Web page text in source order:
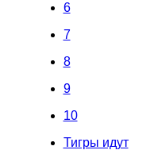
6
7
8
9
10
Тигры идут